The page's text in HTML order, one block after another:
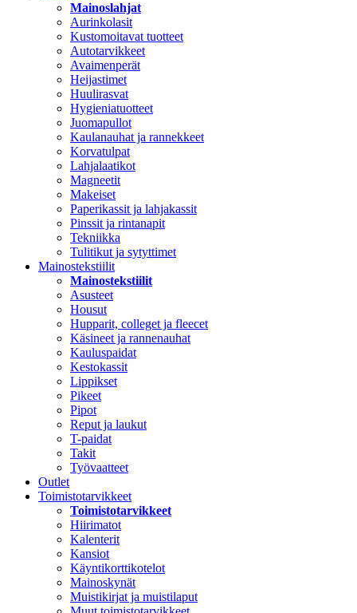
Mainoslahjat
Aurinkolasit
Kustomoitavat tuotteet
Autotarvikkeet
Avaimenperät
Heijastimet
Huulirasvat
Hygieniatuotteet
Juomapullot
Kaulanauhat ja rannekkeet
Korvatulpat
Lahjalaatikot
Magneetit
Makeiset
Paperikassit ja lahjakassit
Pinssit ja rintanapit
Tekniikka
Tulitikut ja sytyttimet
Mainostekstiilit
Mainostekstiilit
Asusteet
Housut
Hupparit, colleget ja fleecet
Käsineet ja rannenauhat
Kauluspaidat
Kestokassit
Lippikset
Pikeet
Pipot
Reput ja laukut
T-paidat
Takit
Työvaatteet
Outlet
Toimistotarvikkeet
Toimistotarvikkeet
Hiirimatot
Kalenterit
Kansiot
Käyntikorttikotelot
Mainoskynät
Muistikirjat ja muistilaput